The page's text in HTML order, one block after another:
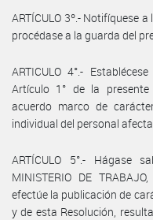
ARTÍCULO 3º.- Notifíquese
procédase a la guarda del
ARTICULO 4°.-
Artículo 1° de la presente
acuerdo marco de
individual del personal
ARTÍCULO 5°.- Hágase
MINISTERIO DE
efectúe la publicación de
y de esta Resolución,